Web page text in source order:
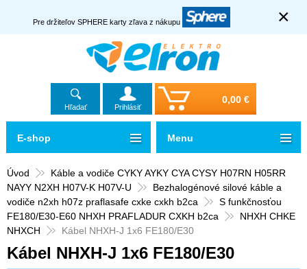
Pre držiteľov SPHERE karty zľava z nákupu ×
Hľadať Prihlásiť
0,00 €
Úvod
Káble a vodiče CYKY AYKY CYA CYSY H07RN H05RR
NAYY N2XH H07V-K H07V-U
Bezhalogénové silové káble a
vodiče n2xh h07z praflasafe cxke cxkh b2ca
S funkčnosťou
FE180/E30-E60 NHXH PRAFLADUR CXKH b2ca
NHXH CHKE
NHXCH
Kábel NHXH-J 1x6 FE180/E30
Kábel NHXH-J 1x6 FE180/E30
E-shop Menu